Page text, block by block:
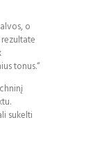
o
tonus.“
sukelti